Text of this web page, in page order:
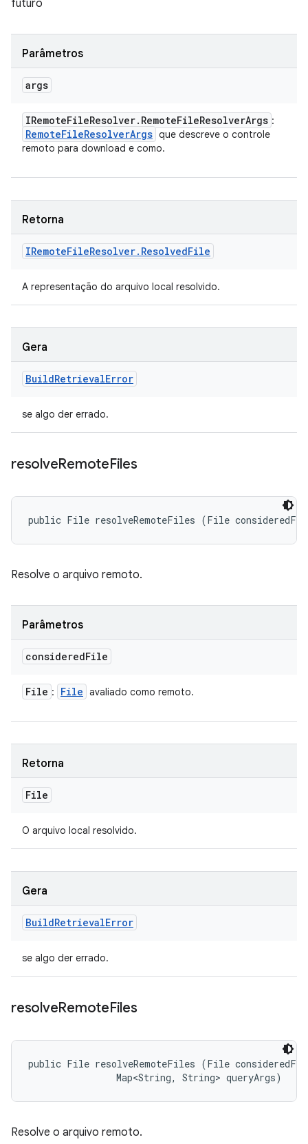
futuro
Parâmetros
args
IRemoteFileResolver. RemoteFileResolverArgs :
RemoteFileResolverArgs que descreve o controle
remoto para download e como.
Retorna
IRemoteFileResolver. ResolvedFile
A representação do arquivo local resolvido.
Gera
BuildRetrievalError
se algo der errado.
resolveRemoteFiles
public File resolveRemoteFiles (File
Resolve o arquivo remoto.
Parâmetros
consideredFile
File : File avaliado como remoto.
Retorna
File
O arquivo local resolvido.
Gera
BuildRetrievalError
se algo der errado.
resolveRemoteFiles
public File resolveRemoteFiles (File
                Map<String, String> queryArgs)
Resolve o arquivo remoto.